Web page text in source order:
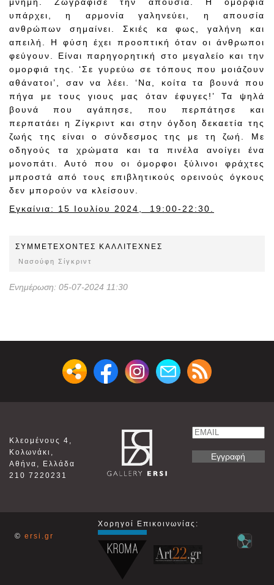
υπάρχει, η αρμονία γαληνεύει, η απουσία
ανθρώπων σημαίνει. Σκιές κα φως, γαλήνη και
απειλή. Η φύση έχει προοπτική όταν οι άνθρωποι
φεύγουν. Είναι παρηγορητική στο μεγαλείο και την
ομορφιά της. ‘Σε γυρεύω σε τόπους που μοιάζουν
αθάνατοι’, σαν να λέει. ‘Να, κοίτα τα βουνά που
πήγα με τους γιους μας όταν έφυγες!’ Τα ψηλά
βουνά που αγάπησε, που περπάτησε και
περπατάει η Ζίγκριντ και στην όγδοη δεκαετία της
ζωής της είναι ο σύνδεσμος της με τη ζωή. Με
οδηγούς τα χρώματα και τα πινέλα ανοίγει ένα
μονοπάτι. Αυτό που οι όμορφοι ξύλινοι φράχτες
μπροστά από τους επιβλητικούς ορεινούς όγκους
δεν μπορούν να κλείσουν.
Εγκαίνια: 15 Ιουλίου 2024, 19:00-22:30.
ΣΥΜΜΕΤEΧOΝΤΕΣ ΚΑΛΛΙΤΕΧΝΕΣ
Νασούφη Σίγκριντ
Ενημέρωση: 05-07-2024 11:30
Κλεομένους 4,
Κολωνάκι,
Αθήνα, Ελλάδα
210 7220231
Email
© ersi.gr
Χορηγοί Επικοινωνίας: